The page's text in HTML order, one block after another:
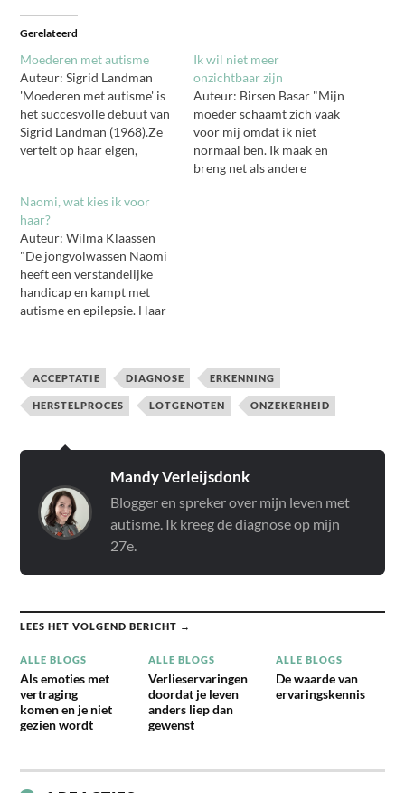
Gerelateerd
Moederen met autisme
Auteur: Sigrid Landman
'Moederen met autisme' is
het succesvolle debuut van
Sigrid Landman (1968).Ze
vertelt op haar eigen,
gevoeld. Na de geboorte
van dochter Kim gaat het
mis. De baby gooit haar
gestructureerde leven
volledig overhoop. Kim
verandert van een lief,
klein…
Ik wil niet meer
onzichtbaar zijn
Auteur: Birsen Basar "Mijn
moeder schaamt zich vaak
voor mij omdat ik niet
normaal ben. Ik maak en
breng net als andere
Naomi, wat kies ik voor
haar?
Auteur: Wilma Klaassen
"De jongvolwassen Naomi
heeft een verstandelijke
handicap en kampt met
autisme en epilepsie. Haar
kind mee worstelt. Je weet
dat er een moment komt
waarop andere mensen
zorgen. Maar hoe…
ACCEPTATIE DIAGNOSE ERKENNING
HERSTELPROCES LOTGENOTEN ONZEKERHEID
Mandy Verleijsdonk
Blogger en spreker over mijn leven met
autisme. Ik kreeg de diagnose op mijn
27e.
LEES HET VOLGEND BERICHT →
ALLE BLOGS
Als emoties met
vertraging
komen en je niet
gezien wordt
ALLE BLOGS
Verlieservaringen
doordat je leven
anders liep dan
gewenst
ALLE BLOGS
De waarde van
ervaringskennis